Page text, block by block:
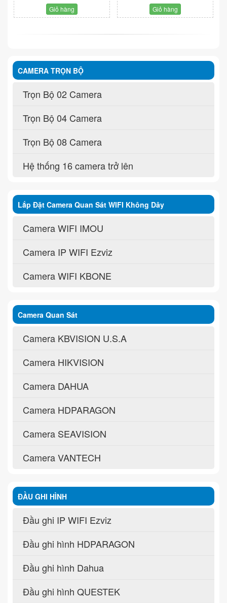
Giỏ hàng Giỏ hàng
CAMERA TRỌN BỘ
Trọn Bộ 02 Camera
Trọn Bộ 04 Camera
Trọn Bộ 08 Camera
Hệ thống 16 camera trở lên
Lắp Đặt Camera Quan Sát WIFI Không Dây
Camera WIFI IMOU
Camera IP WIFI Ezviz
Camera WIFI KBONE
Camera Quan Sát
Camera KBVISION U.S.A
Camera HIKVISION
Camera DAHUA
Camera HDPARAGON
Camera SEAVISION
Camera VANTECH
ĐẦU GHI HÌNH
Đầu ghi IP WIFI Ezviz
Đầu ghi hình HDPARAGON
Đầu ghi hình Dahua
Đầu ghi hình QUESTEK